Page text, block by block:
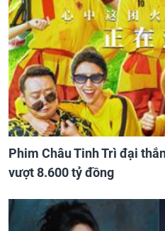
Phim Châu Tinh Trì đại
vượt 8.600 tỷ đồng